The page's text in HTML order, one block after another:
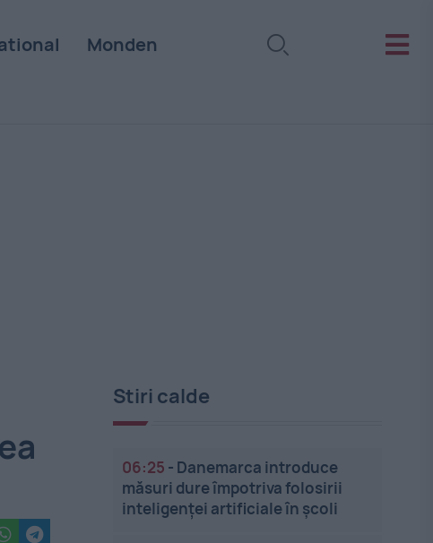
Monden
Stiri calde
06:25 - Danemarca introduce
măsuri dure împotriva folosirii
inteligenței artificiale în școli